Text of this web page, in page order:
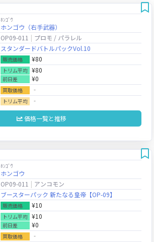
ﾎﾝｺﾞｳ
ホンゴウ（右手武器）
OP09-011
プロモ / パラレル
スタンダードバトルパックVol.10
販売価格 ¥80
トリム平均 ¥80
前日差 ¥0
買取価格 ‐
トリム平均 ‐
価格一覧と推移
ﾎﾝｺﾞｳ
ホンゴウ
OP09-011
アンコモン
ブースターパック 新たなる皇帝【OP-09】
販売価格 ¥10
トリム平均 ¥10
前日差 ¥0
買取価格 ‐